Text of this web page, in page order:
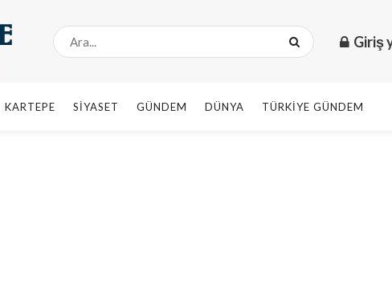
Giriş
KARTEPE SIYASET GÜNDEM DÜNYA TÜRKIYE GÜNDEM